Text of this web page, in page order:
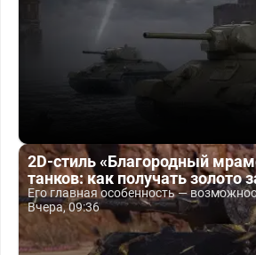
2D-стиль «Благородный
танков: как получать золото
Его главная особенность —
Вчера, 09:36